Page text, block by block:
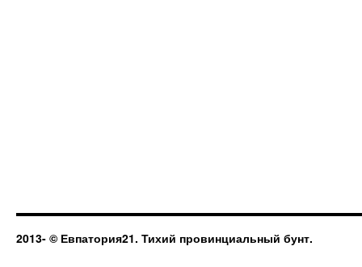
2013- © Евпатория21. Тихий провинциальный бунт.